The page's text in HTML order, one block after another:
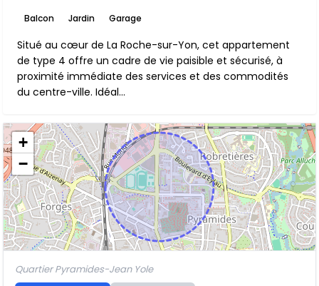
Balcon Jardin Garage
Situé au cœur de La Roche-sur-Yon, cet appartement
de type 4 offre un cadre de vie paisible et sécurisé, à
proximité immédiate des services et des commodités
du centre-ville. Idéal...
+
−
Quartier Pyramides-Jean Yole